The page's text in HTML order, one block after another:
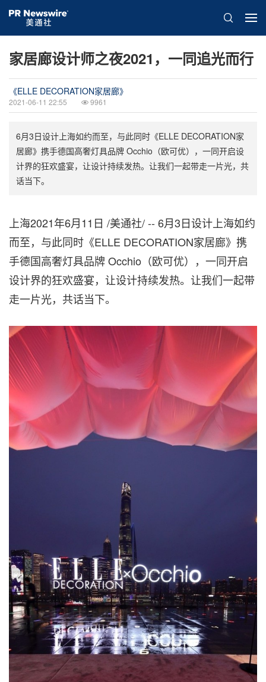
家居廊设计师之夜2021，一同追光而行
《ELLE DECORATION家居廊》
2021-06-11 22:55 9961
6月3日设计上海如约而至，与此同时《ELLE DECORATION家
居廊》携手德国高奢灯具品牌 Occhio（欧可优），一同开启设
计界的狂欢盛宴，让设计持续发热。让我们一起带走一片光，共
话当下。
上海2021年6月11日 /美通社/ -- 6月3日设计上海如约
而至，与此同时《ELLE DECORATION家居廊》携
手德国高奢灯具品牌 Occhio（欧可优），一同开启
设计界的狂欢盛宴，让设计持续发热。让我们一起带
走一片光，共话当下。